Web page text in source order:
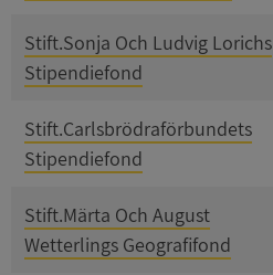
Stift.Sonja Och Ludvig Lorichs
Stipendiefond
Stift.Carlsbrödraförbundets
Stipendiefond
Stift.Märta Och August
Wetterlings Geografifond